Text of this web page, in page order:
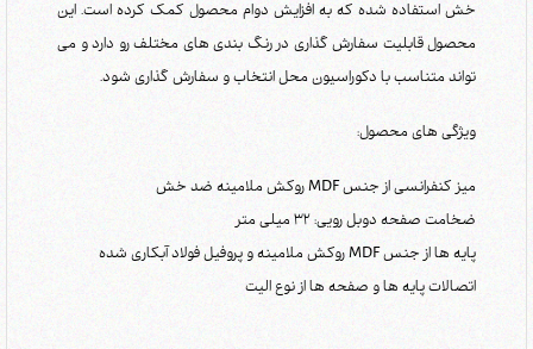
خش استفاده شده که به افزایش دوام محصول کمک کرده است. این
محصول قابلیت سفارش گذاری در رنگ بندی های مختلف رو دارد و می
تواند متناسب با دکوراسیون محل انتخاب و سفارش گذاری شود.
ویژگی های محصول:
میز کنفرانسی از جنس MDF روکش ملامینه ضد خش
ضخامت صفحه دوبل رویی: 32 میلی متر
پایه ها از جنس MDF روکش ملامینه و پروفیل فولاد آبکاری شده
اتصالات پایه ها و صفحه ها از نوع الیت